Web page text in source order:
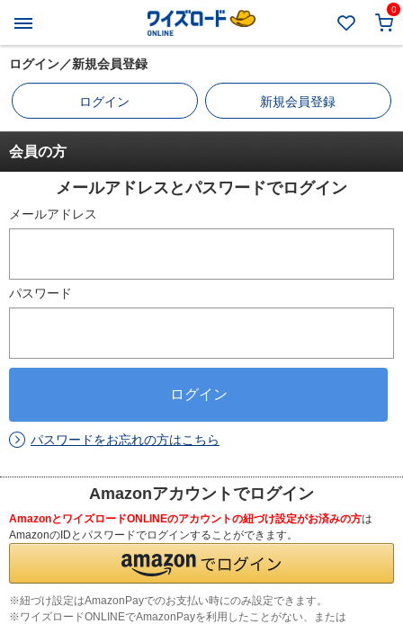
0
ログイン／新規会員登録
ログイン 新規会員登録
会員の方
メールアドレスとパスワードでログイン
メールアドレス
パスワード
パスワードをお忘れの方はこちら
Amazonアカウントでログイン
AmazonとワイズロードONLINEのアカウントの紐づけ設定がお済みの方は
AmazonのIDとパスワードでログインすることができます。
※紐づけ設定はAmazonPayでのお支払い時にのみ設定できます。
※ワイズロードONLINEでAmazonPayを利用したことがない、または